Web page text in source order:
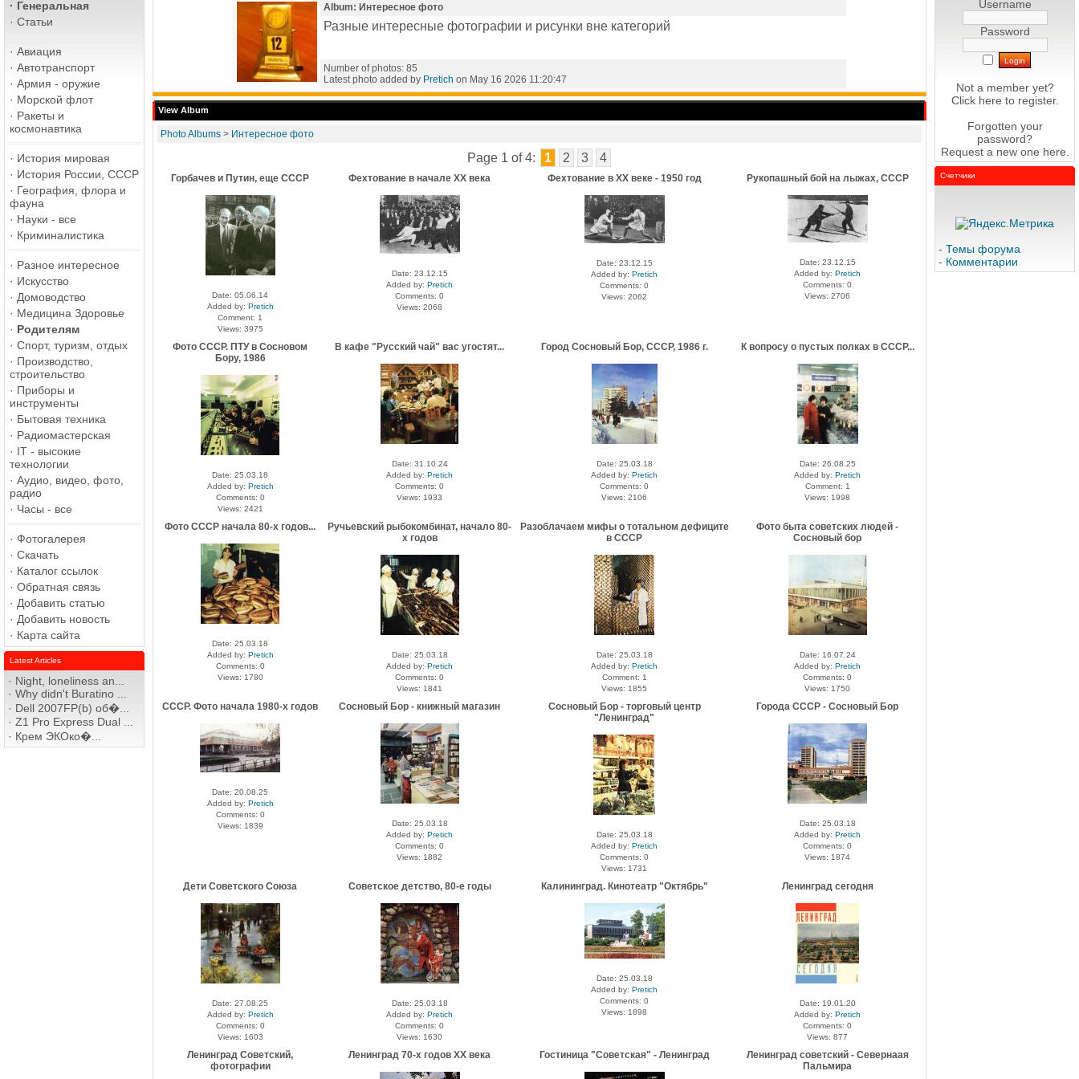
· Генеральная
· Статьи
· Авиация
· Автотранспорт
· Армия - оружие
· Морской флот
· Ракеты и
космонавтика
· История мировая
· История России, СССР
· География, флора и
фауна
· Науки - все
· Криминалистика
· Разное интересное
· Искусство
· Домоводство
· Медицина Здоровье
· Родителям
· Спорт, туризм, отдых
· Производство,
строительство
· Приборы и
инструменты
· Бытовая техника
· Радиомастерская
· IT - высокие
технологии
· Аудио, видео, фото,
радио
· Часы - все
· Фотогалерея
· Скачать
· Каталог ссылок
· Обратная связь
· Добавить статью
· Добавить новость
· Карта сайта
Latest Articles
· Night, loneliness an...
· Why didn't Buratino ...
· Dell 2007FP(b) об�...
· Z1 Pro Express Dual ...
· Крем ЭКОко�...
Album: Интересное фото
Разные интересные фотографии и рисунки вне категорий
Number of photos: 85
Latest photo added by Pretich on May 16 2026 11:20:47
View Album
Photo Albums > Интересное фото
Page 1 of 4: 1 2 3 4
Горбачев и Путин, еще СССР
Date: 05.06.14
Added by: Pretich
Comment: 1
Views: 3975
Фехтование в начале ХХ века
Date: 23.12.15
Added by: Pretich
Comments: 0
Views: 2068
Фехтование в XX веке - 1950 год
Date: 23.12.15
Added by: Pretich
Comments: 0
Views: 2062
Рукопашный бой на лыжах, СССР
Date: 23.12.15
Added by: Pretich
Comments: 0
Views: 2706
Фото СССР. ПТУ в Сосновом
Бору, 1986
Date: 25.03.18
Added by: Pretich
Comments: 0
Views: 2421
В кафе "Русский чай" вас угостят...
Date: 31.10.24
Added by: Pretich
Comments: 0
Views: 1933
Город Сосновый Бор, СССР, 1986 г.
Date: 25.03.18
Added by: Pretich
Comments: 0
Views: 2106
К вопросу о пустых полках в СССР...
Date: 26.08.25
Added by: Pretich
Comment: 1
Views: 1998
Фото СССР начала 80-х годов...
Date: 25.03.18
Added by: Pretich
Comments: 0
Views: 1780
Ручьевский рыбокомбинат, начало 80-
х годов
Date: 25.03.18
Added by: Pretich
Comments: 0
Views: 1841
Разоблачаем мифы о тотальном дефиците
в СССР
Date: 25.03.18
Added by: Pretich
Comment: 1
Views: 1855
Фото быта советских людей -
Сосновый бор
Date: 16.07.24
Added by: Pretich
Comments: 0
Views: 1750
СССР. Фото начала 1980-х годов
Date: 20.08.25
Added by: Pretich
Comments: 0
Views: 1839
Сосновый Бор - книжный магазин
Date: 25.03.18
Added by: Pretich
Comments: 0
Views: 1882
Сосновый Бор - торговый центр
"Ленинград"
Date: 25.03.18
Added by: Pretich
Comments: 0
Views: 1731
Города СССР - Сосновый Бор
Date: 25.03.18
Added by: Pretich
Comments: 0
Views: 1874
Дети Советского Союза
Date: 27.08.25
Added by: Pretich
Comments: 0
Views: 1603
Советское детство, 80-е годы
Date: 25.03.18
Added by: Pretich
Comments: 0
Views: 1630
Калининград. Кинотеатр "Октябрь"
Date: 25.03.18
Added by: Pretich
Comments: 0
Views: 1898
Ленинград сегодня
Date: 19.01.20
Added by: Pretich
Comments: 0
Views: 877
Ленинград Советский,
фотографии
Ленинград 70-х годов ХХ века Гостиница "Советская" - Ленинград
Ленинград советский - Севернаая
Пальмира
Username
Password
Not a member yet?
Click here to register.
Forgotten your
password?
Request a new one here
Счетчики
- Темы форума
- Комментарии